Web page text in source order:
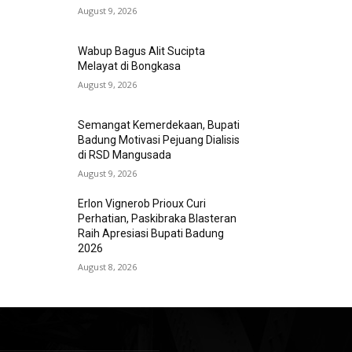
August 9, 2026
Wabup Bagus Alit Sucipta
Melayat di Bongkasa
August 9, 2026
Semangat Kemerdekaan, Bupati
Badung Motivasi Pejuang Dialisis
di RSD Mangusada
August 9, 2026
Erlon Vignerob Prioux Curi
Perhatian, Paskibraka Blasteran
Raih Apresiasi Bupati Badung
2026
August 8, 2026